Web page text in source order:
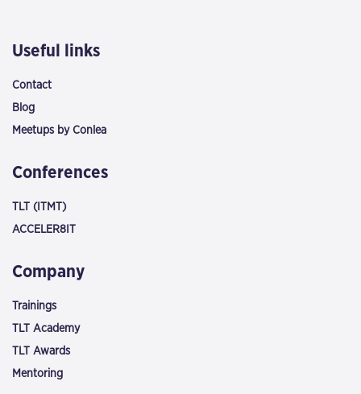
Useful links
Contact
Blog
Meetups by Conlea
Conferences
TLT (ITMT)
ACCELER8IT
Company
Trainings
TLT Academy
TLT Awards
Mentoring